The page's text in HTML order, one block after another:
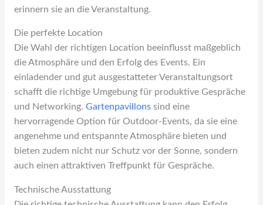
erinnern sie an die Veranstaltung.
Die perfekte Location
Die Wahl der richtigen Location beeinflusst maßgeblich
die Atmosphäre und den Erfolg des Events. Ein
einladender und gut ausgestatteter Veranstaltungsort
schafft die richtige Umgebung für produktive Gespräche
und Networking. Gartenpavillonssind eine
hervorragende Option für Outdoor-Events, da sie eine
angenehme und entspannte Atmosphäre bieten und
bieten zudem nicht nur Schutz vor der Sonne, sondern
auch einen attraktiven Treffpunkt für Gespräche.
Technische Ausstattung